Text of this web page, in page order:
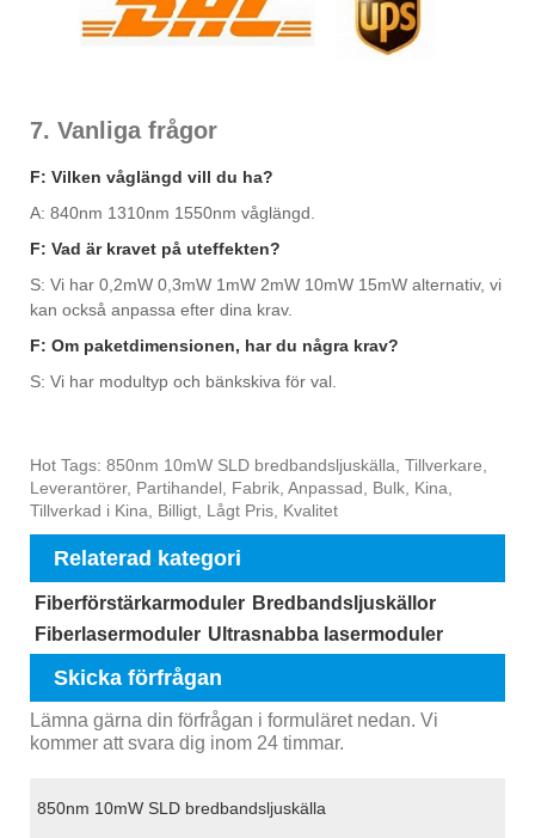
7. Vanliga frågor
F: Vilken våglängd vill du ha?
A: 840nm 1310nm 1550nm våglängd.
F: Vad är kravet på uteffekten?
S: Vi har 0,2mW 0,3mW 1mW 2mW 10mW 15mW alternativ, vi
kan också anpassa efter dina krav.
F: Om paketdimensionen, har du några krav?
S: Vi har modultyp och bänkskiva för val.
Hot Tags: 850nm 10mW SLD bredbandsljuskälla, Tillverkare,
Leverantörer, Partihandel, Fabrik, Anpassad, Bulk, Kina,
Tillverkad i Kina, Billigt, Lågt Pris, Kvalitet
Relaterad kategori
Fiberförstärkarmoduler Bredbandsljuskällor
Fiberlasermoduler Ultrasnabba lasermoduler
Skicka förfrågan
Lämna gärna din förfrågan i formuläret nedan. Vi
kommer att svara dig inom 24 timmar.